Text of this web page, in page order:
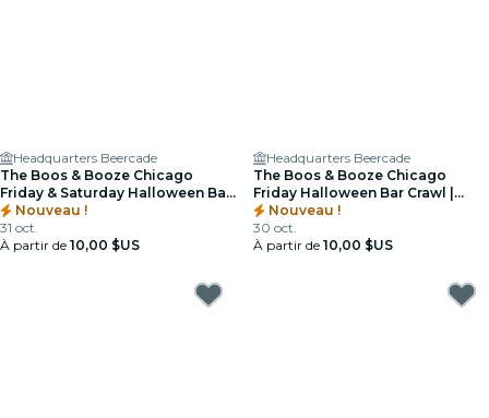
Headquarters Beercade
The Boos & Booze Chicago
Friday & Saturday Halloween Bar
Crawl | River North
Nouveau !
31 oct.
À partir de 10,00 $US
Headquarters Beercade
The Boos & Booze Chicago
Friday Halloween Bar Crawl |
River North & West Loop
Nouveau !
30 oct.
À partir de 10,00 $US